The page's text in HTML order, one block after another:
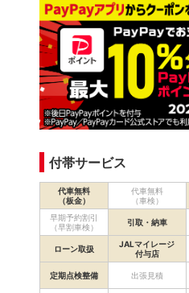
付帯サービス
代車無料
（板金）
代車無料
（車検）
早期予約割引
（早割車検）
引取・納車
ローン取扱
JALマイレージ
付与店
定期点検整備 出張見積